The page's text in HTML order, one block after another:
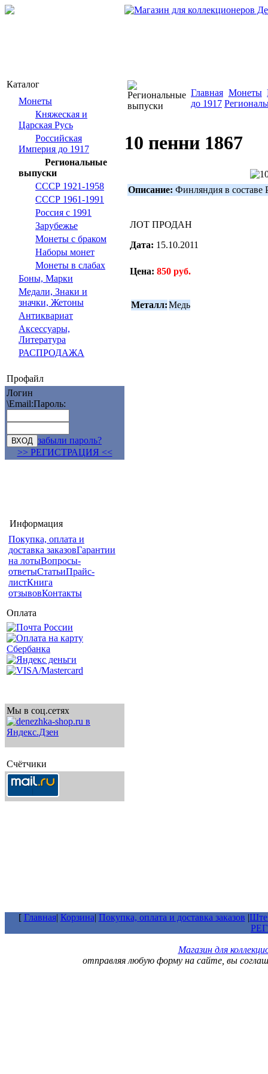
Каталог
Монеты
Княжеская и
Царская Русь
Российская
Империя до 1917
Региональные
выпуски
СССР 1921-1958
СССР 1961-1991
Россия с 1991
Зарубежье
Монеты с браком
Наборы монет
Монеты в слабах
Боны, Марки
Медали, Знаки и
значки, Жетоны
Антиквариат
Аксессуары,
Литература
РАСПРОДАЖА
Профайл
Логин
\Email:Пароль:
забыли пароль?
>> РЕГИСТРАЦИЯ <<
Информация
Покупка, оплата и
доставка заказовГарантии
на лотыВопросы-
ответыСтатьиПрайс-
листКнига
отзывовКонтакты
Оплата
Мы в соц.сетях
Счётчики
Главная Монеты
до 1917
10 пенни 1867
Описание: Финляндия в
ЛОТ ПРОДАН
Дата: 15.10.2011
Цена: 850 руб.
Металл:Медь
[ Главная| Корзина| Покупка, оплата и доставка заказов |
Магазин для
отправляя любую форму на сайте, вы